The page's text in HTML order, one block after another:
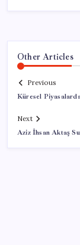
Other Articles
Previous
Küresel
Next
Aziz İhsan Aktaş